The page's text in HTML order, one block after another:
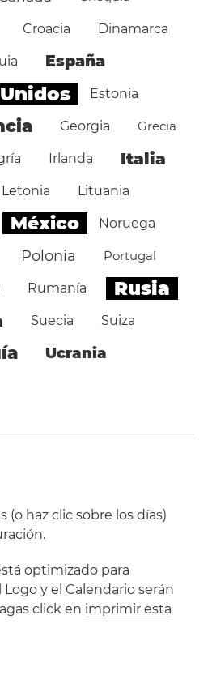
Croacia Dinamarca
España
Estonia
Georgia Grecia
Irlanda Italia
Letonia Lituania
México Noruega
Polonia Portugal
Rumanía Rusia
Suecia Suiza
Ucrania
(o haz clic sobre los días)
optimizado para
y el Calendario serán
click en imprimir esta